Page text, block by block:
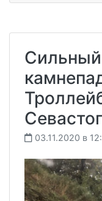
Сильный
03.11.2020 в